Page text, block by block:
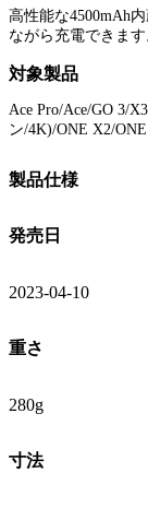
高性能な4500mAh
ながら充電できます
対象製品
Ace Pro/Ace/GO 3/
ン/4K)/ONE X2/
製品仕様
発売日
2023-04-10
重さ
280g
寸法